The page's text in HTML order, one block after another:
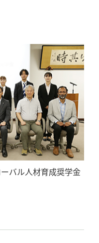
バル人材育成奨学金